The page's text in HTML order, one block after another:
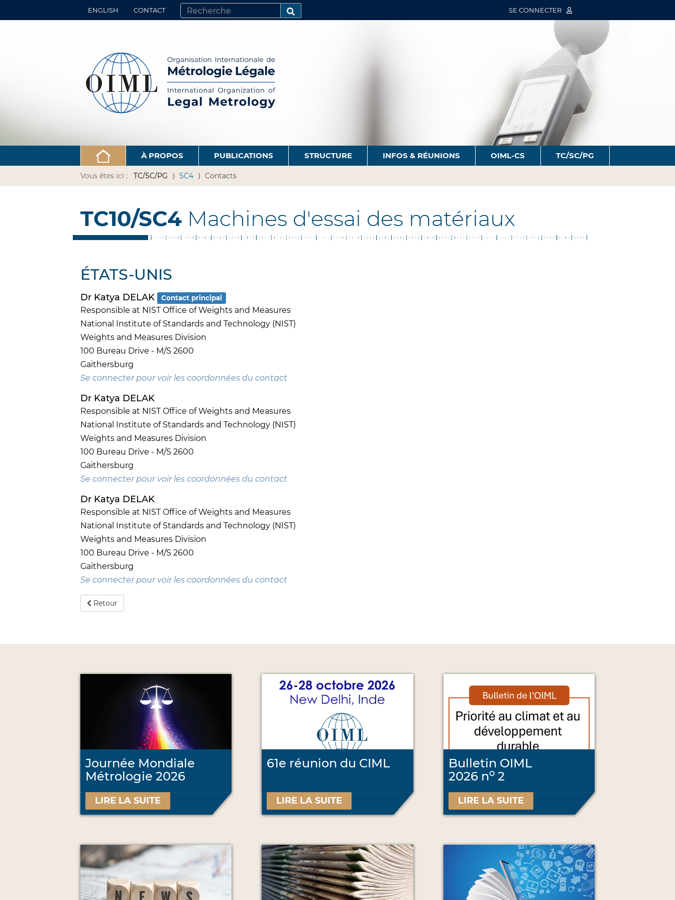
ENGLISH CONTACT
CHERCHER PAR
RECHERCHE AVANCÉE…
SE CONNECTER
À PROPOS PUBLICATIONS STRUCTURE INFOS & RÉUNIONS OIML-CS TC/SC/PG
Vous êtes ici : TC/SC/PG SC4 Contacts
TC10/SC4 Machines d'essai des matériaux
ÉTATS-UNIS
Dr Katya DELAK Contact principal
Responsible at NIST Office of Weights and Measures
National Institute of Standards and Technology (NIST)
Weights and Measures Division
100 Bureau Drive - M/S 2600
Gaithersburg
Se connecter pour voir les coordonnées du contact
Dr Katya DELAK
Responsible at NIST Office of Weights and Measures
National Institute of Standards and Technology (NIST)
Weights and Measures Division
100 Bureau Drive - M/S 2600
Gaithersburg
Se connecter pour voir les coordonnées du contact
Dr Katya DELAK
Responsible at NIST Office of Weights and Measures
National Institute of Standards and Technology (NIST)
Weights and Measures Division
100 Bureau Drive - M/S 2600
Gaithersburg
Se connecter pour voir les coordonnées du contact
Retour
Journée Mondiale
Métrologie 2026
LIRE LA SUITE
61e réunion du CIML
LIRE LA SUITE
Bulletin OIML
2026 no2
LIRE LA SUITE